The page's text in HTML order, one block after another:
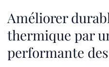
Améliorer
thermique par
performante